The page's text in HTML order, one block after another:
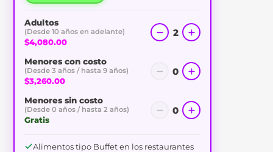
Adultos
(Desde 10 años en adelante)
$4,080.00
2
Menores con costo
(Desde 3 años / hasta 9 años)
$3,260.00
0
Menores sin costo
(Desde 0 años / hasta 2 años)
Gratis
0
Alimentos tipo Buffet en los restaurantes